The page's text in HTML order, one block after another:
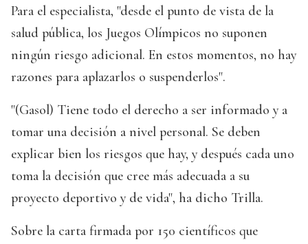
Para el especialista, "desde el punto de vista de la
salud pública, los Juegos Olímpicos no suponen
ningún riesgo adicional. En estos momentos, no hay
razones para aplazarlos o suspenderlos".
"(Gasol) Tiene todo el derecho a ser informado y a
tomar una decisión a nivel personal. Se deben
explicar bien los riesgos que hay, y después cada uno
toma la decisión que cree más adecuada a su
proyecto deportivo y de vida", ha dicho Trilla.
Sobre la carta firmada por 150 científicos que